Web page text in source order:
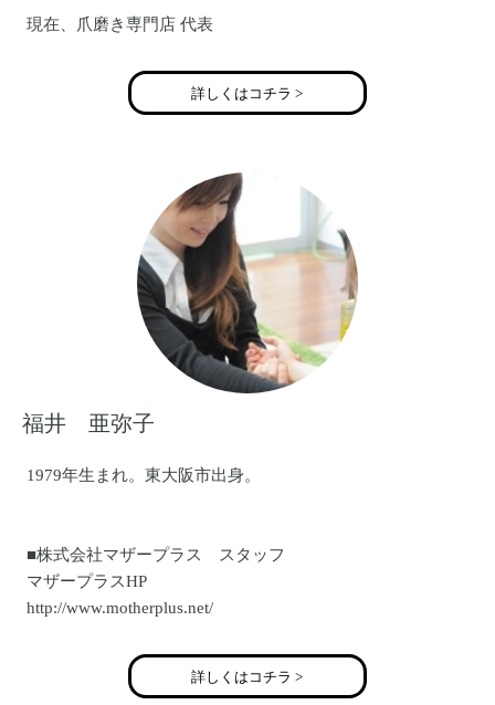
現在、爪磨き専門店 代表
（経営者、保険会社関係、弁護士事務所、飲食店舗など）
女性はもちろんのこと男性の身だしなみのお手伝いとして
詳しくはコチラ >
福井 亜弥子
1979年生まれ。東大阪市出身。
■株式会社マザープラス スタッフ
マザープラスHP
http://www.motherplus.net/
■プライベートサロン「ｓｏｌｅｉｌ」代表
大阪市鶴見区プライベートサロン ブログ
詳しくはコチラ >